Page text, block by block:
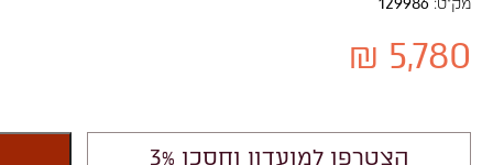
מק"ט: 129986
5,780 ₪
הצטרפו למועדון וחסכו 3%